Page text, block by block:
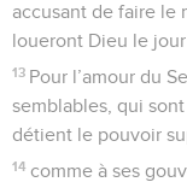
accusant de faire le
loueront Dieu le
13 Pour l’amour du
semblables, qui
détient le pouvoir
14 comme à ses